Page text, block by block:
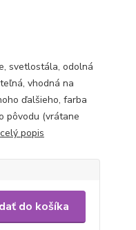
svetlostála, odolná
vhodná na
ďalšieho, farba
pôvodu (vrátane
celý popis
do košíka